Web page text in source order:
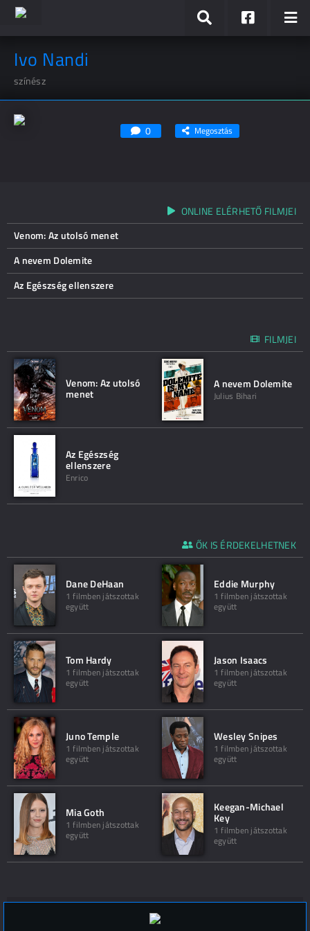
Ivo Nandi
színész
0 Megosztás
ONLINE ELÉRHETŐ FILMJEI
Venom: Az utolsó menet
A nevem Dolemite
Az Egészség ellenszere
FILMJEI
Venom: Az utolsó
menet
A nevem Dolemite
Julius Bihari
Az Egészség
ellenszere
Enrico
ŐK IS ÉRDEKELHETNEK
Dane DeHaan
1 filmben játszottak
együtt
Eddie Murphy
1 filmben játszottak
együtt
Tom Hardy
1 filmben játszottak
együtt
Jason Isaacs
1 filmben játszottak
együtt
Juno Temple
1 filmben játszottak
együtt
Wesley Snipes
1 filmben játszottak
együtt
Mia Goth
1 filmben játszottak
együtt
Keegan-Michael
Key
1 filmben játszottak
együtt
Hozzászólások (